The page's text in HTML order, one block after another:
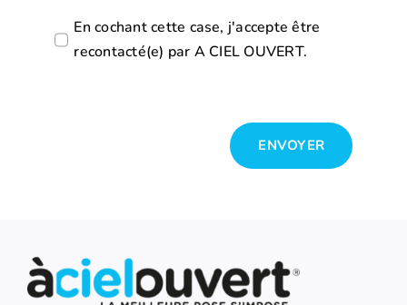
En cochant cette case, j'accepte être
recontacté(e) par A CIEL OUVERT.
ENVOYER